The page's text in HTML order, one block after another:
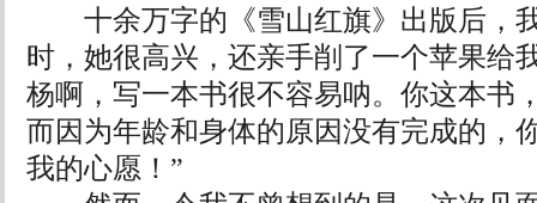
十余万字的《雪山红旗》出版后，
时，她很高兴，还亲手削了一个苹果给
杨啊，写一本书很不容易呐。你这本书
而因为年龄和身体的原因没有完成的，
我的心愿！”